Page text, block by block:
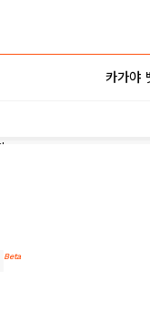
카가야
Beta